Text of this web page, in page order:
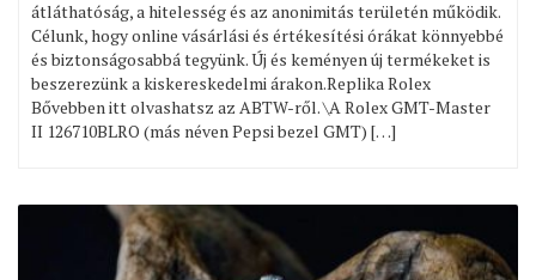
átláthatóság, a hitelesség és az anonimitás területén működik.
Célunk, hogy online vásárlási és értékesítési órákat könnyebbé
és biztonságosabbá tegyünk. Új és keményen új termékeket is
beszerezünk a kiskereskedelmi árakon.Replika Rolex
Bővebben itt olvashatsz az ABTW-ről. \A Rolex GMT-Master
II 126710BLRO (más néven Pepsi bezel GMT) […]